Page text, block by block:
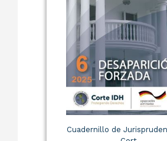
Cuadernillo de